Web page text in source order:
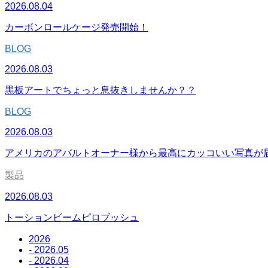
2026.08.04
カーボンロールケージ発売開始！
BLOG
2026.08.03
黒板アートでちょっと息抜きしませんか？？
BLOG
2026.08.03
アメリカのアバルトオーナー様から最高にカッコいい写真が
製品
2026.08.03
トーションビームピロブッシュ
2026
- 2026.05
- 2026.04